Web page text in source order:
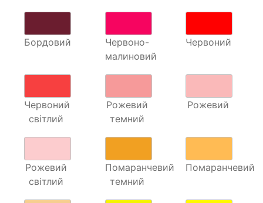
Бордовий
Червоно-
малиновий
Червоний
Червоний
світлий
Рожевий
темний
Рожевий
Рожевий
світлий
Помаранчевий
темний
Помаранчевий